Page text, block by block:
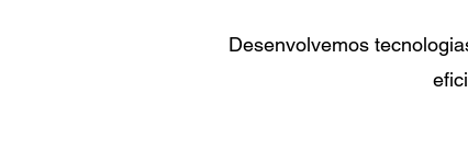
Desenvolvemos